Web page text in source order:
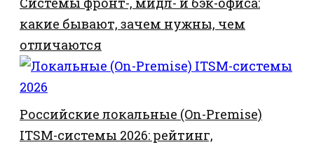
какие бывают, зачем нужны, чем
отличаются
Российские локальные (On-Premise)
ITSM-системы 2026: рейтинг,